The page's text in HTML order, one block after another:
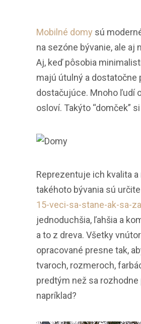
Mobilné domy sú
na sezóne bývanie, ale aj
Aj, keď pôsobia
majú útulný a
dostačujúce. Mnoho ľudí
osloví. Takýto “domček”
Reprezentuje ich kvalita
takéhoto bývania sú
15-veci-sa-stane-ak-sa-
jednoduchšia, ľahšia a
a to z dreva. Všetky
opracované presne tak,
tvaroch, rozmeroch,
predtým než sa
napríklad?